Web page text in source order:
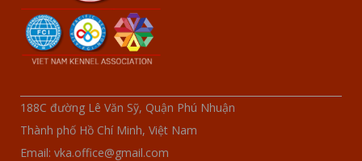
188C đường Lê Văn Sỹ, Quận Phú Nhuận
Thành phố Hồ Chí Minh, Việt Nam
Email: vka.office@gmail.com